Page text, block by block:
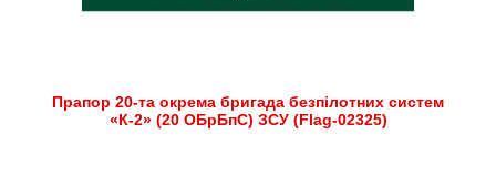
Прапор 20-та окрема бригада безпілотних систем
«К-2» (20 ОБрБпС) ЗСУ (Flag-02325)